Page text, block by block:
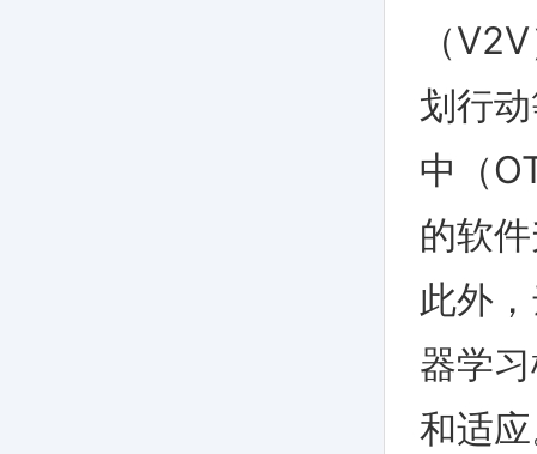
（V2V
划行
中（
的软
此外
器学
和适